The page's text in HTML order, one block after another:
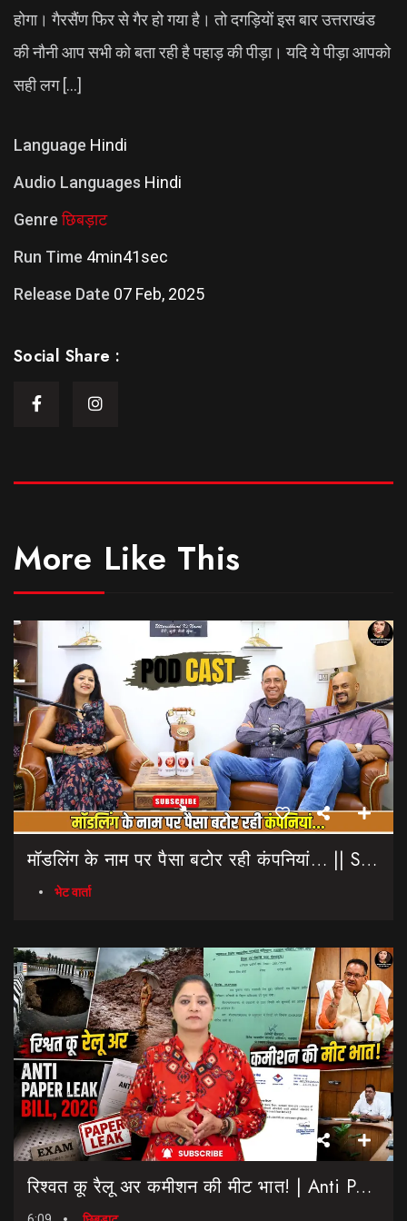
होगा। गैरसैंण फिर से गैर हो गया है। तो दगड़ियों इस बार उत्तराखंड
की नौनी आप सभी को बता रही है पहाड़ की पीड़ा। यदि ये पीड़ा आपको
सही लग […]
Language Hindi
Audio Languages Hindi
Genre छिबड़ाट
Run Time 4min41sec
Release Date 07 Feb, 2025
Social Share :
More Like This
मॉडलिंग के नाम पर पैसा बटोर रही कंपनियां… || Sinmit Communications || Miss Uttarakhand 2026
भेट वार्ता
रिश्वत कू रैलू अर कमीशन की मीट भात! | Anti Paper Leak Bill 2026 | Saptahik Chhiprat